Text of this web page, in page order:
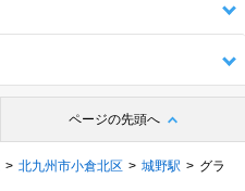
ページの先頭へ
北九州市小倉北区 城野駅
グラ